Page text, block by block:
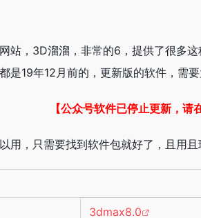
站，3D溜溜，非常的6，提供了很多
是19年12月前的，更新版的软件，需
【公众号软件已停止更新，请
用，只需要找到软件包就好了，且用
3dmax8.0